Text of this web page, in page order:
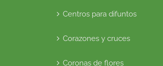
Centros para difuntos
Corazones y cruces
Coronas de flores